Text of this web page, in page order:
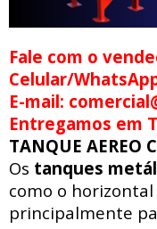
Fale com o
Celular/
E-mail:
Entregamos em
TANQUE AEREO
Os tanques
como o
principalmente